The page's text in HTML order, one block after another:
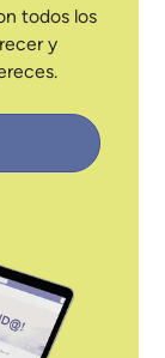
todos los
y